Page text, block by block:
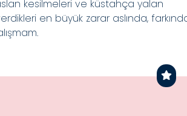
kesilmeleri ve küstahça yalan
en büyük zarar aslında,